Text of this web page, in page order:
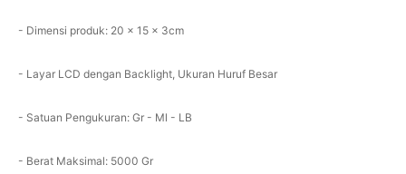
- Dimensi produk: 20 x 15 x 3cm
- Layar LCD dengan Backlight, Ukuran Huruf Besar
- Satuan Pengukuran: Gr - Ml - LB
- Berat Maksimal: 5000 Gr